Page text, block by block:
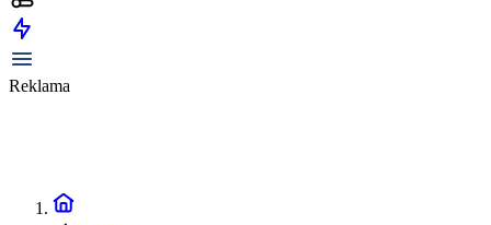
Reklama